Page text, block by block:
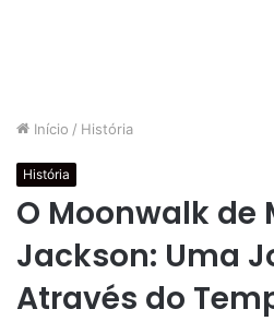
Início / História
História
O Moonwalk de
Jackson: Uma
Através do